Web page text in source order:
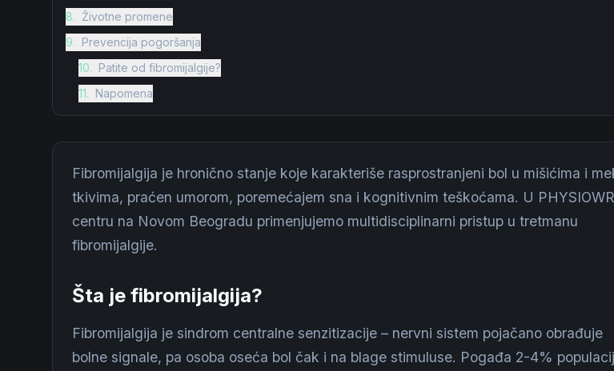
8. Životne promene
9. Prevencija pogoršanja
10. Patite od fibromijalgije?
11. Napomena
Fibromijalgija je hronično stanje koje karakteriše rasprostranjeni bol u mišićima i
tkivima, praćen umorom, poremećajem sna i kognitivnim teškoćama. U
centru na Novom Beogradu primenjujemo multidisciplinarni pristup u tretmanu
fibromijalgije.
Šta je fibromijalgija?
Fibromijalgija je sindrom centralne senzitizacije – nervni sistem pojačano obrađuje
bolne signale, pa osoba oseća bol čak i na blage stimuluse. Pogađa 2-4%